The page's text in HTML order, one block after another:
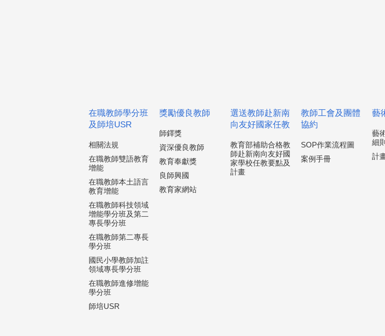
在職教師學分班
及師培USR
相關法規
在職教師雙語教育
增能
在職教師本土語言
教育增能
在職教師科技領域
增能學分班及第二
專長學分班
在職教師第二專長
學分班
國民小學教師加註
領域專長學分班
在職教師進修增能
學分班
師培USR
獎勵優良教師
師鐸獎
資深優良教師
教育奉獻獎
良師興國
教育家網站
選送教師赴新南
向友好國家任教
教育部補助合格教
師赴新南向友好國
家學校任教要點及
計畫
教師工會及團體
協約
SOP作業流程圖
案例手冊
藝
藝
細則
計